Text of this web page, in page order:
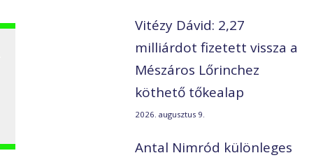
Vitézy Dávid: 2,27
milliárdot fizetett vissza a
Mészáros Lőrinchez
köthető tőkealap
2026. augusztus 9.
Antal Nimród különleges